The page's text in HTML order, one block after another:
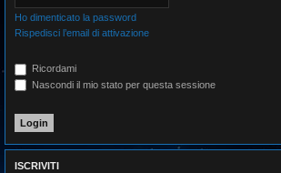
Ho dimenticato la password
Rispedisci l’email di attivazione
Ricordami
Nascondi il mio stato per questa sessione
ISCRIVITI